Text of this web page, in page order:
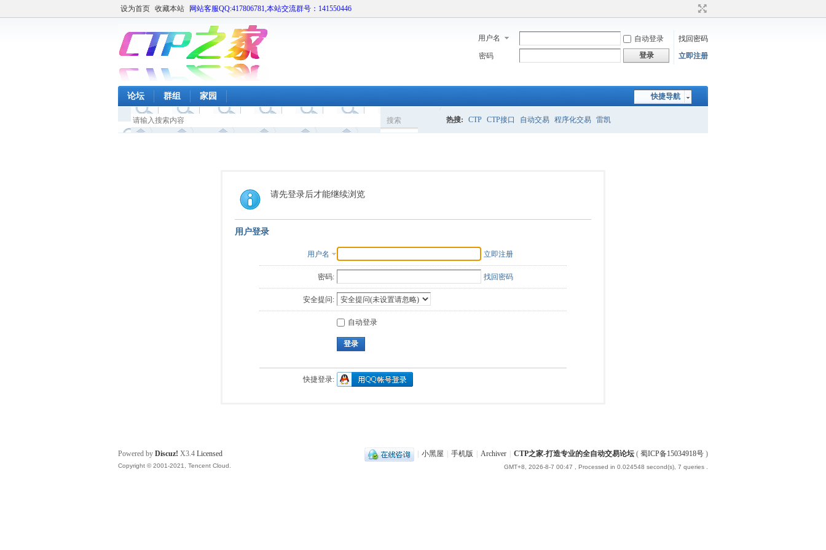
设为首页 收藏本站 网站客服QQ:417806781,本站交流群号：141550446
用户名 自动登录
找回密码
密码
登录 立即注册
快捷导航
论坛 群组 家园
搜索 热搜: CTP CTP接口 自动交易 程序化交易 雷凯
请先登录后才能继续浏览
用户登录
用户名 立即注册
密码: 找回密码
安全提问:
自动登录
登录
快捷登录:
小黑屋 手机版 Archiver CTP之家-打造专业的全自动交易论坛 ( 蜀ICP备15034918号 )
GMT+8, 2026-8-7 00:47 , Processed in 0.024548 second(s), 7 queries .
Powered by Discuz! X3.4 Licensed
Copyright © 2001-2021, Tencent Cloud.